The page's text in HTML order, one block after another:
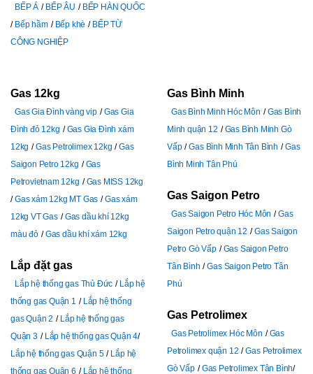
BẾP Á BẾP ÂU
BẾP HÀN QUỐC
Bếp hầm
Bếp khè
BẾP TỪ
CÔNG NGHIỆP
Gas 12kg
Gas Gia Đình vàng vip
Gas Gia
Đình đỏ 12kg
Gas Gia Đình xám
12kg
Gas Petrolimex 12kg
Gas
Saigon Petro 12kg
Gas
Petrovietnam 12kg
Gas MISS 12kg
Gas xám 12kg MT Gas
Gas xám
12kg VT Gas
Gas dầu khí 12kg
màu đỏ
Gas dầu khí xám 12kg
Lắp đặt gas
Lắp hệ thống gas Thủ Đức
Lắp hệ
thống gas Quận 1
Lắp hệ thống
gas Quận 2
Lắp hệ thống gas
Quận 3
Lắp hệ thống gas Quận 4
Lắp hệ thống gas Quận 5
Lắp hệ
thống gas Quận 6
Lắp hệ thống
Gas Bình Minh
Gas Bình Minh Hóc Môn
Gas Bình
Minh quận 12
Gas Bình Minh Gò
Vấp
Gas Bình Minh Tân Bình
Gas
Bình Minh Tân Phú
Gas Saigon Petro
Gas Saigon Petro Hóc Môn
Gas
Saigon Petro quận 12
Gas Saigon
Petro Gò Vấp
Gas Saigon Petro
Tân Bình
Gas Saigon Petro Tân
Phú
Gas Petrolimex
Gas Petrolimex Hóc Môn
Gas
Petrolimex quận 12
Gas Petrolimex
Gò Vấp
Gas Petrolimex Tân Bình